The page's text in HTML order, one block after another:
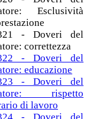
Esclusività
- Doveri del
correttezza
- Doveri del
educazione
- Doveri del
rispetto
di lavoro
- Doveri del